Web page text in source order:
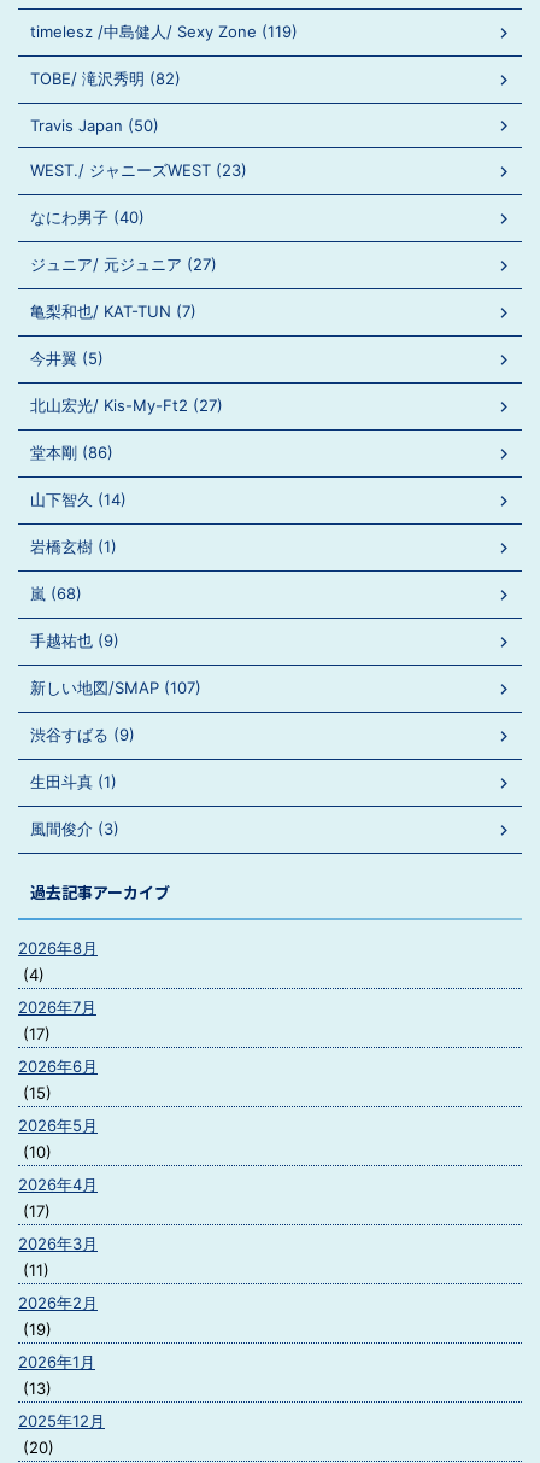
timelesz /中島健人/ Sexy Zone (119)
TOBE/ 滝沢秀明 (82)
Travis Japan (50)
WEST./ ジャニーズWEST (23)
なにわ男子 (40)
ジュニア/ 元ジュニア (27)
亀梨和也/ KAT-TUN (7)
今井翼 (5)
北山宏光/ Kis-My-Ft2 (27)
堂本剛 (86)
山下智久 (14)
岩橋玄樹 (1)
嵐 (68)
手越祐也 (9)
新しい地図/SMAP (107)
渋谷すばる (9)
生田斗真 (1)
風間俊介 (3)
過去記事アーカイブ
2026年8月
(4)
2026年7月
(17)
2026年6月
(15)
2026年5月
(10)
2026年4月
(17)
2026年3月
(11)
2026年2月
(19)
2026年1月
(13)
2025年12月
(20)